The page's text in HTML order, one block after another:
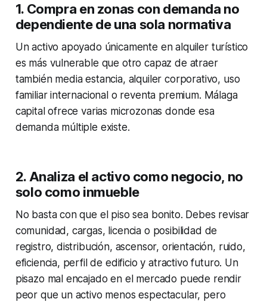
1. Compra en zonas con demanda no
dependiente de una sola normativa
Un activo apoyado únicamente en alquiler turístico
es más vulnerable que otro capaz de atraer
también media estancia, alquiler corporativo, uso
familiar internacional o reventa premium. Málaga
capital ofrece varias microzonas donde esa
demanda múltiple existe.
2. Analiza el activo como negocio, no
solo como inmueble
No basta con que el piso sea bonito. Debes revisar
comunidad, cargas, licencia o posibilidad de
registro, distribución, ascensor, orientación, ruido,
eficiencia, perfil de edificio y atractivo futuro. Un
pisazo mal encajado en el mercado puede rendir
peor que un activo menos espectacular, pero